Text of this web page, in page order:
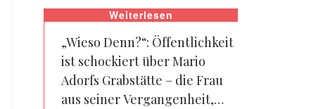
Weiterlesen
„Wieso Denn?“: Öffentlichkeit
ist schockiert über Mario
Adorfs Grabstätte – die Frau
aus seiner Vergangenheit,